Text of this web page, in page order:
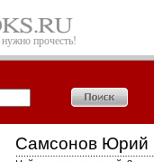
прочесть!
Самсонов Юрий